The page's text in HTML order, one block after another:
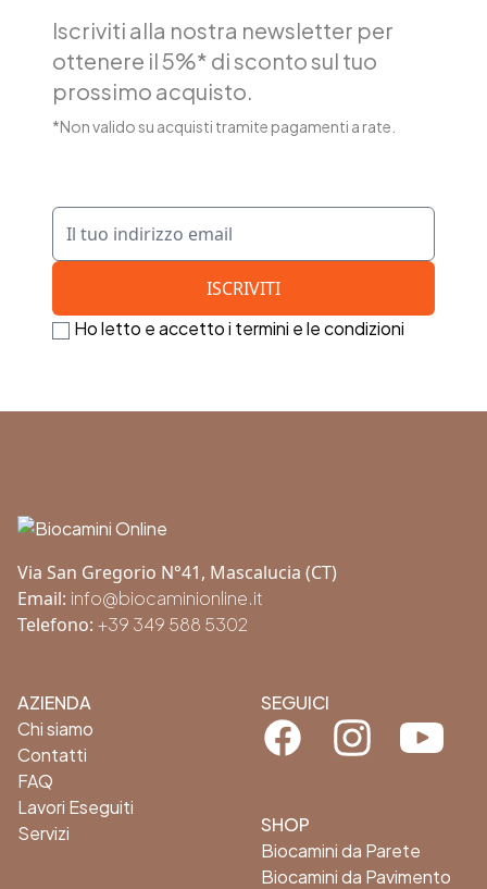
Iscriviti alla nostra newsletter per
ottenere il 5%* di sconto sul tuo
prossimo acquisto.
*Non valido su acquisti tramite pagamenti a rate.
Ho letto e accetto i termini e le condizioni
Via San Gregorio N°41, Mascalucia (CT)
Email: info@biocaminionline.it
Telefono: +39 349 588 5302
AZIENDA
Chi siamo
Contatti
FAQ
Lavori Eseguiti
Servizi
SEGUICI
FacebookInstagramYoutube
SHOP
Biocamini da Parete
Biocamini da Pavimento